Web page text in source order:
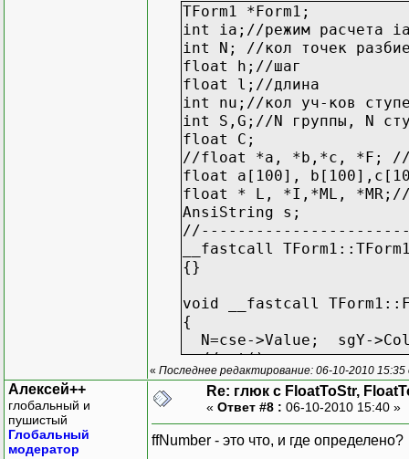
TForm1 *Form1;
int ia;//режим расчета
int N; //кол точек
float h;//шаг
float l;//длина
int nu;//кол уч-ков
int S,G;//N группы, N
float C;
//float *a, *b,*c, *F;
float a[100],
float * L, *I,*ML, *MR;//L
AnsiString s;
__fastcall
{}
void __fastcall
{
N=cse->Value; sgY-
//crt();
sgY->Cells[0][0]="Yi";
sy-
void __fastcall
« Последнее редактирование: 06-10-2010
Алексей++
глобальный и
пушистый
Глобальный
модератор
Re: глюк с FloatToStr,
« Ответ #8 : 06-10-2010 15:40 »
ffNumber - это что, и где определено?